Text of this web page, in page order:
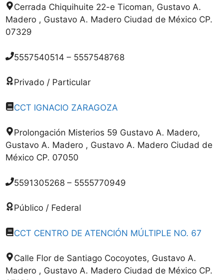
Cerrada Chiquihuite 22-e Ticoman, Gustavo A.
Madero , Gustavo A. Madero Ciudad de México CP.
07329
5557540514 – 5557548768
Privado / Particular
CCT IGNACIO ZARAGOZA
Prolongación Misterios 59 Gustavo A. Madero,
Gustavo A. Madero , Gustavo A. Madero Ciudad de
México CP. 07050
5591305268 – 5555770949
Público / Federal
CCT CENTRO DE ATENCIÓN MÚLTIPLE NO. 67
Calle Flor de Santiago Cocoyotes, Gustavo A.
Madero , Gustavo A. Madero Ciudad de México CP.